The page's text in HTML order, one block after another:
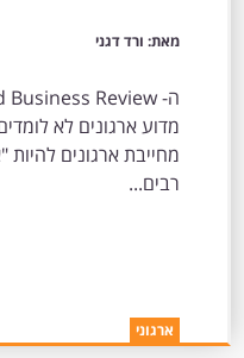
מאת: ורד דגני
מדוע ארגונים לא
מחייבת ארגונים להיות
רבים...
ארגוני